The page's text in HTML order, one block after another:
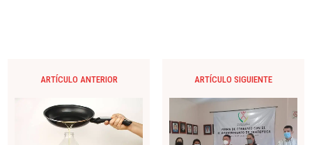
ARTÍCULO ANTERIOR ARTÍCULO SIGUIENTE